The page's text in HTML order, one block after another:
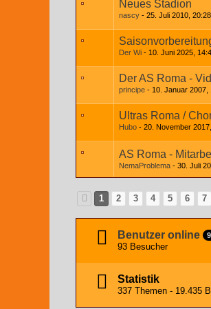
Neues Stadion
nascy 25. Juli 2010, 20:28
Der Wi 10. Juni 2025,
Der AS Roma -
principe 10. Januar 2007,
Ultras Roma /
Hubo 20. November
AS Roma -
NemaProblema 30. Juli
1 2 3 4 5 6 7
Benutzer online
93 Besucher
Statistik
337 Themen - 19.435